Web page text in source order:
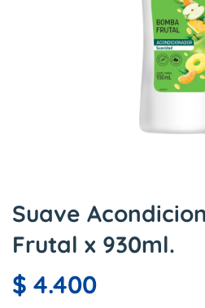
Suave
Frutal x 930ml.
$ 4.400